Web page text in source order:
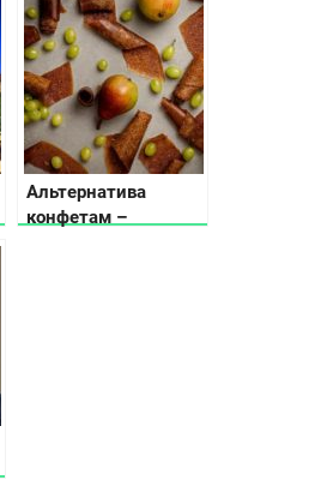
області: що
подивитися, куди
поїхати
Альтернатива
конфетам –